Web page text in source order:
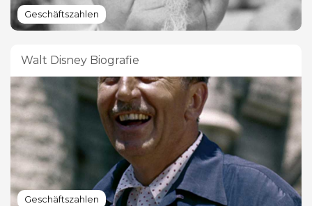
Geschäftszahlen
Walt Disney Biografie
Geschäftszahlen